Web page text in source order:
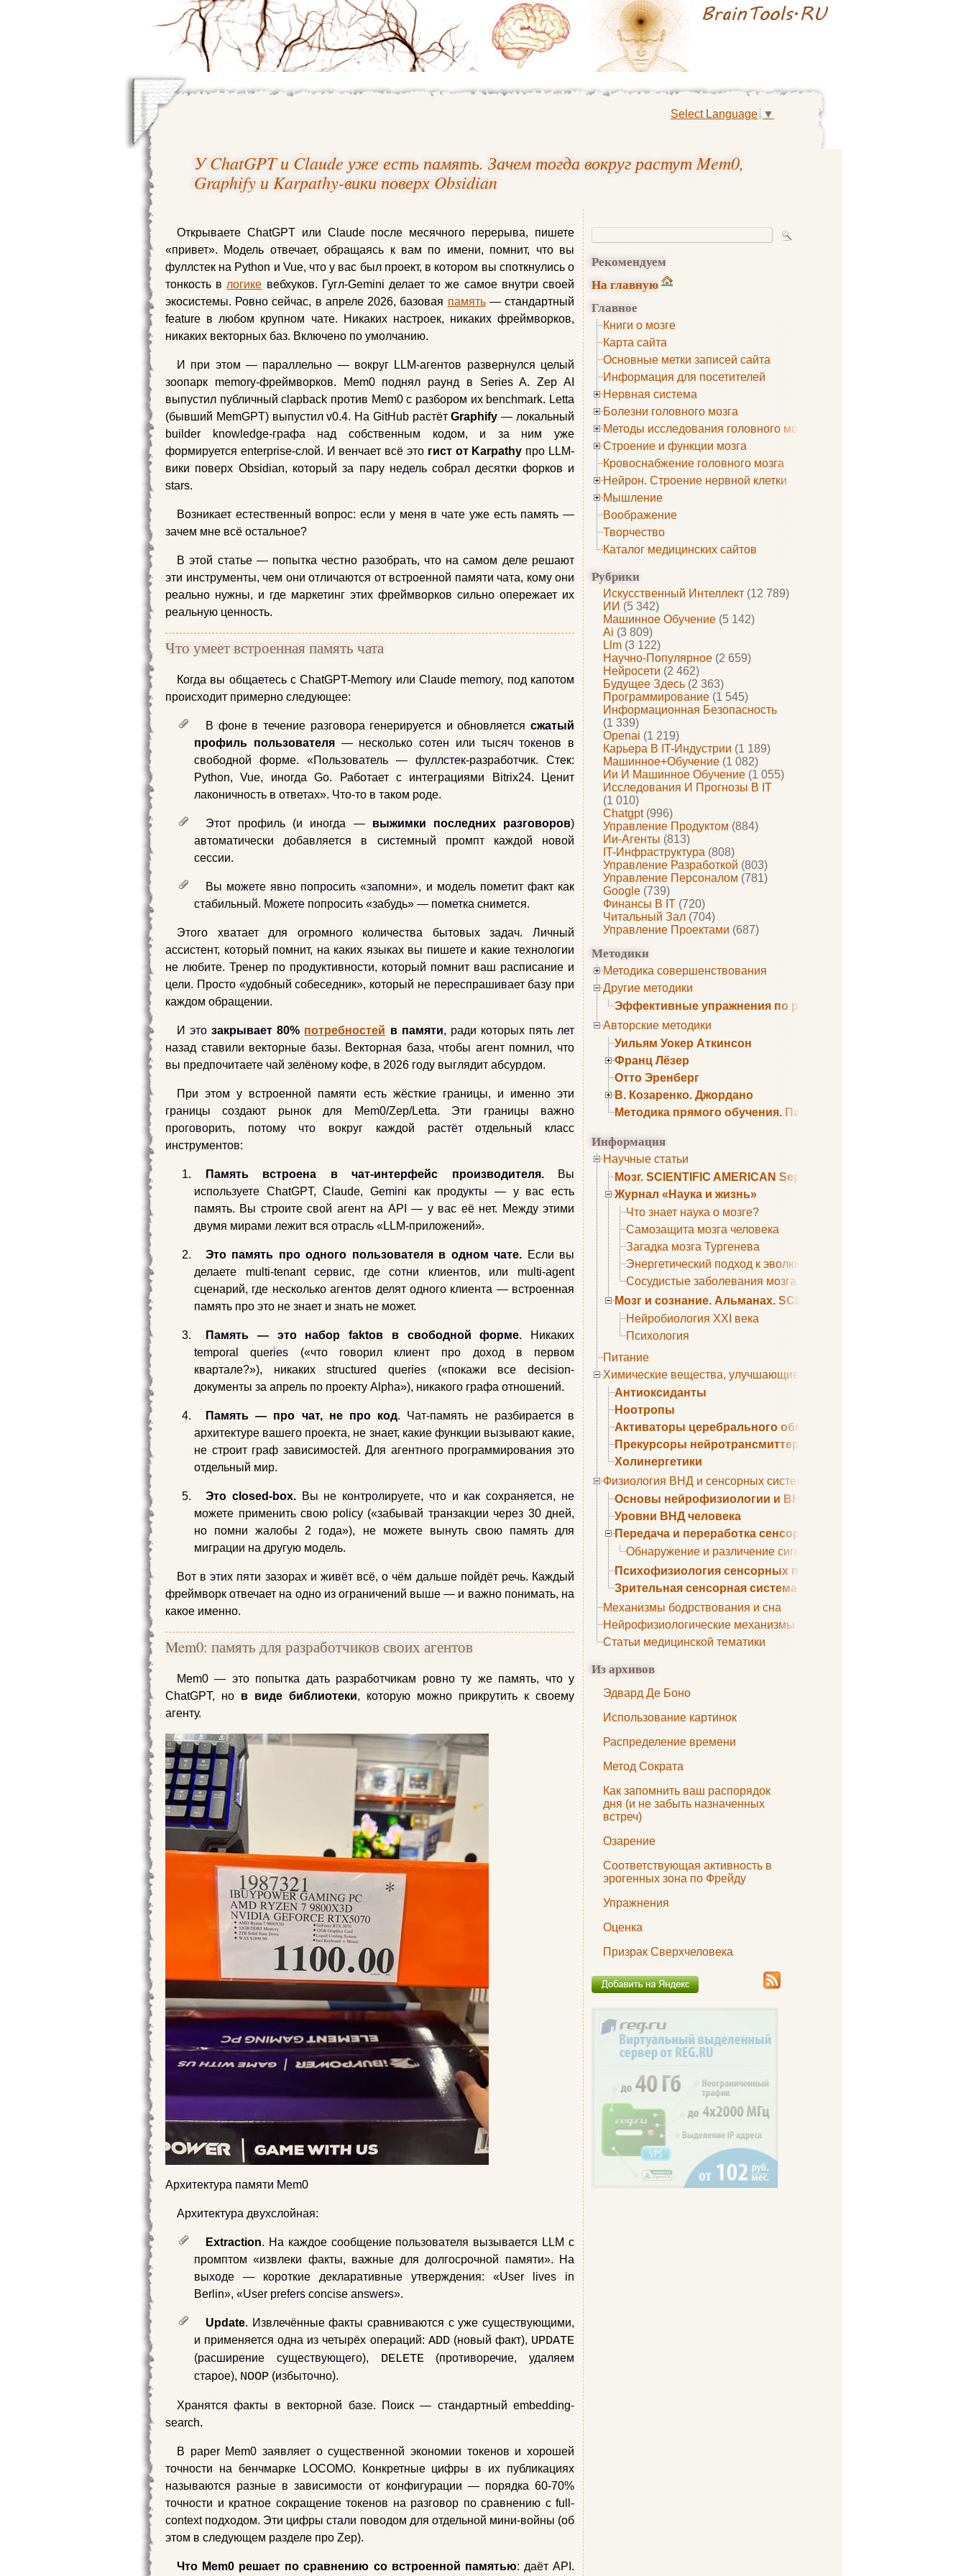
Select Language ▼
У ChatGPT и Claude уже есть память. Зачем тогда вокруг растут Mem0,
Graphify и Karpathy-вики поверх Obsidian
Рекомендуем
На главную
Главное
Книги о мозге
Карта сайта
Основные метки записей сайта
Информация для посетителей
Нервная система
Болезни головного мозга
Методы исследования головного мозга
Строение и функции мозга
Кровоснабжение головного мозга
Нейрон. Строение нервной клетки
Мышление
Воображение
Творчество
Каталог медицинских сайтов
Рубрики
Искусственный Интеллект (12 789)
ИИ (5 342)
Машинное Обучение (5 142)
Ai (3 809)
Llm (3 122)
Научно-Популярное (2 659)
Нейросети (2 462)
Будущее Здесь (2 363)
Программирование (1 545)
Информационная Безопасность
(1 339)
Openai (1 219)
Карьера В IT-Индустрии (1 189)
Машинное+обучение (1 082)
Ии И Машинное Обучение (1 055)
Исследования И Прогнозы В IT
(1 010)
Chatgpt(996)
Управление Продуктом (884)
Ии-Агенты (813)
IT-Инфраструктура (808)
Управление Разработкой (803)
Управление Персоналом (781)
Google (739)
Финансы В IT (720)
Читальный Зал (704)
Управление Проектами (687)
Методики
Методика совершенствования
Другие методики
Эффективные упражнения по развитию памяти
Авторские методики
Уильям Уокер Аткинсон
Франц Лёзер
Отто Эренберг
В. Козаренко. Джордано
Методика прямого обучения. Пауль Шелли
Информация
Научные статьи
Мозг. SCIENTIFIC AMERICAN September 1979
Журнал «Наука и жизнь»
Что знает наука о мозге?
Самозащита мозга человека
Загадка мозга Тургенева
Энергетический подход к эволюции мозга
Сосудистые заболевания мозга. Все может начаться с
Мозг и сознание. Альманах. SCIENTIFIC AMERICAN
Нейробиология XXI века
Психология
Питание
Химические вещества, улучшающие умственные способности
Антиоксиданты
Ноотропы
Активаторы церебрального обмена веществ
Прекурсоры нейротрансмиттеров
Холинергетики
Физиология ВНД и сенсорных систем
Основы нейрофизиологии и ВНД
Уровни ВНД человека
Передача и переработка сенсорных сигналов
Обнаружение и различение сигналов. Сенсорная рецепция
Психофизиология сенсорных процессов
Зрительная сенсорная система
Механизмы бодрствования и сна
Нейрофизиологические механизмы сна
Статьи медицинской тематики
Из архивов
Эдвард Де Боно
Использование картинок
Распределение времени
Метод Сократа
Как запомнить ваш распорядок
дня (и не забыть назначенных
встреч)
Озарение
Соответствующая активность в
эрогенных зона по Фрейду
Упражнения
Оценка
Призрак Сверхчеловека
Открываете ChatGPT или Claude после месячного перерыва, пишете
«привет». Модель отвечает, обращаясь к вам по имени, помнит, что вы
фуллстек на Python и Vue, что у вас был проект, в котором вы споткнулись о
тонкость в логике вебхуков. Гугл-Gemini делает то же самое внутри своей
экосистемы. Ровно сейчас, в апреле 2026, базовая память— стандартный
feature в любом крупном чате. Никаких настроек, никаких фреймворков,
никаких векторных баз. Включено по умолчанию.
И при этом — параллельно — вокруг LLM-агентов развернулся целый
зоопарк memory-фреймворков. Mem0 поднял раунд в Series A. Zep AI
выпустил публичный clapback против Mem0 с разбором их benchmark. Letta
(бывший MemGPT) выпустил v0.4. На GitHub растётGraphify — локальный
builder knowledge-графа над собственным кодом, и за ним уже
формируется enterprise-слой. И венчает всё это гист от Karpathy про LLM-
вики поверх Obsidian, который за пару недель собрал десятки форков и
stars.
Возникает естественный вопрос: если у меня в чате уже есть память —
зачем мне всё остальное?
В этой статье — попытка честно разобрать, что на самом деле решают
эти инструменты, чем они отличаются от встроенной памяти чата, кому они
реально нужны, и где маркетинг этих фреймворков сильно опережает их
реальную ценность.
Что умеет встроенная память чата
Когда вы общаетесь с ChatGPT-Memory или Claude memory, под капотом
происходит примерно следующее:
В фоне в течение разговора генерируется и обновляется сжатый
профиль пользователя— несколько сотен или тысяч токенов в
свободной форме. «Пользователь — фуллстек-разработчик. Стек:
Python, Vue, иногда Go. Работает с интеграциями Bitrix24. Ценит
лаконичность в ответах». Что-то в таком роде.
Этот профиль (и иногда — выжимки последних разговоров)
автоматически добавляется в системный промпт каждой новой
сессии.
Вы можете явно попросить «запомни», и модель пометит факт как
стабильный. Можете попросить «забудь» — пометка снимется.
Этого хватает для огромного количества бытовых задач. Личный
ассистент, который помнит, на каких языках вы пишете и какие технологии
не любите. Тренер по продуктивности, который помнит ваш расписание и
цели. Просто «удобный собеседник», который не переспрашивает базу при
каждом обращении.
И этозакрывает 80% потребностей в памяти, ради которых пять лет
назад ставили векторные базы. Векторная база, чтобы агент помнил, что
вы предпочитаете чай зелёному кофе, в 2026 году выглядит абсурдом.
При этом у встроенной памяти есть жёсткие границы, и именно эти
границы создают рынок для Mem0/Zep/Letta. Эти границы важно
проговорить, потому что вокруг каждой растёт отдельный класс
инструментов:
Память встроена в чат-интерфейс производителя.Вы
используете ChatGPT, Claude, Gemini как продукты — у вас есть
память. Вы строите свой агент на API — у вас её нет. Между этими
двумя мирами лежит вся отрасль «LLM-приложений».
Это память про одного пользователя в одном чате. Если вы
делаете multi-tenant сервис, где сотни клиентов, или multi-agent
сценарий, где несколько агентов делят одного клиента — встроенная
память про это не знает и знать не может.
Память — это набор faktов в свободной форме. Никаких
temporal queries («что говорил клиент про доход в первом
квартале?»), никаких structured queries («покажи все decision-
документы за апрель по проекту Alpha»), никакого графа отношений.
Память — про чат, не про код. Чат-память не разбирается в
архитектуре вашего проекта, не знает, какие функции вызывают какие,
не строит граф зависимостей. Для агентного программирования это
отдельный мир.
Это closed-box.Вы не контролируете, что и как сохраняется, не
можете применить свою policy («забывай транзакции через 30 дней,
но помни жалобы 2 года»), не можете вынуть свою память для
миграции на другую модель.
Вот в этих пяти зазорах и живёт всё, о чём дальше пойдёт речь. Каждый
фреймворк отвечает на одно из ограничений выше — и важно понимать, на
какое именно.
Mem0: память для разработчиков своих агентов
Mem0 — это попытка дать разработчикам ровно ту же память, что у
ChatGPT, но в виде библиотеки, которую можно прикрутить к своему
агенту.
Архитектура памяти Mem0
Архитектура двухслойная:
Extraction. На каждое сообщение пользователя вызывается LLM с
промптом «извлеки факты, важные для долгосрочной памяти». На
выходе — короткие декларативные утверждения: «User lives in
Berlin», «User prefers concise answers».
Update. Извлечённые факты сравниваются с уже существующими,
и применяется одна из четырёх операций: ADD(новый факт), UPDATE
(расширение существующего), DELETE (противоречие, удаляем
старое), NOOP (избыточно).
Хранятся факты в векторной базе. Поиск — стандартный embedding-
search.
В paper Mem0 заявляет о существенной экономии токенов и хорошей
точности на бенчмарке LOCOMO. Конкретные цифры в их публикациях
называются разные в зависимости от конфигурации — порядка 60-70%
точности и кратное сокращение токенов на разговор по сравнению с full-
context подходом. Эти цифры стали поводом для отдельной мини-войны (об
этом в следующем разделе про Zep).
Что Mem0 решает по сравнению со встроенной памятью: даёт API.